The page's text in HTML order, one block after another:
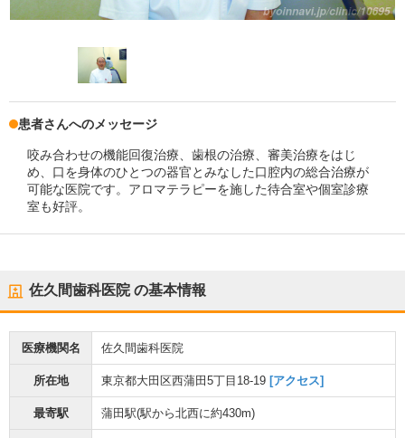
患者さんへのメッセージ
咬み合わせの機能回復治療、歯根の治療、審美治療をはじ
め、口を身体のひとつの器官とみなした口腔内の総合治療が
可能な医院です。アロマテラピーを施した待合室や個室診療
室も好評。
佐久間歯科医院の基本情報
医療機関名 佐久間歯科医院
所在地 東京都大田区西蒲田5丁目18-19 [アクセス]
最寄駅 蒲田駅(駅から北西に約430m)